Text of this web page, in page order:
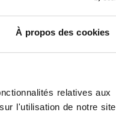
À propos des cookies
relatives aux
l'utilisation de notre site